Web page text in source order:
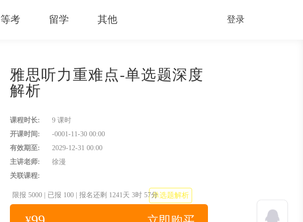
等考 留学 其他 登录
雅思听力重难点-单选题深度
解析
课程时长:
9 课时
开课时间:
-0001-11-30 00:00
有效期至:
2029-12-31 00:00
主讲老师:
徐漫
关联课程:
高分写作 听力精讲 填空题解析 单选题解析
多选题解析
限报 5000 已报 100 报名还剩 1241天 3时 57分